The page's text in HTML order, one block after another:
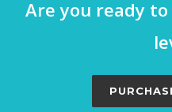
Are you ready